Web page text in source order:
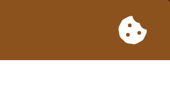
berücksichtigen Sie daher längere